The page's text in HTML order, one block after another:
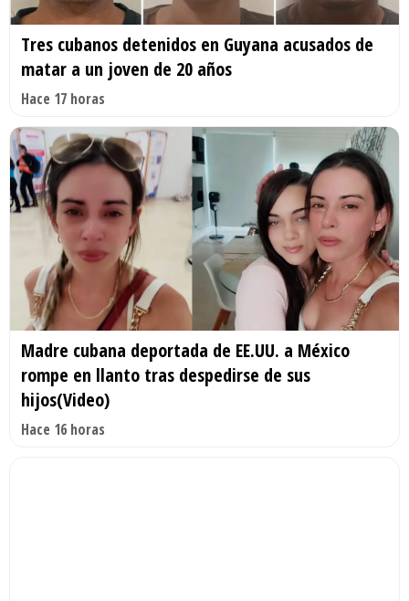
Tres cubanos detenidos en Guyana acusados de
matar a un joven de 20 años
Hace 17 horas
Madre cubana deportada de EE.UU. a México
rompe en llanto tras despedirse de sus
hijos(Video)
Hace 16 horas